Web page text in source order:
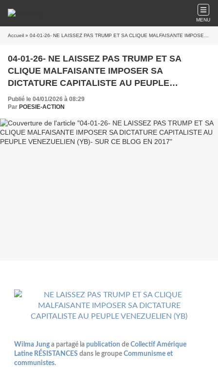
MENU
Accueil » 04-01-26- NE LAISSEZ PAS TRUMP ET SA CLIQUE MALFAISANTE IMPOSER SA DICTATURE CAPITALISTE AU PEUPLE VENEZUELIEN (YB)- SUR CE BLOG EN 2017
04-01-26- NE LAISSEZ PAS TRUMP ET SA
CLIQUE MALFAISANTE IMPOSER SA
DICTATURE CAPITALISTE AU PEUPLE
VENEZUELIEN (YB)- SUR CE BLOG EN 2017
Publié le 04/01/2026 à 08:29
Par POESIE-ACTION
Wilma Jung a partagé la publication de Collectif Amérique
Latine RÉSISTANCES dans le groupe Communisme et
communistes.